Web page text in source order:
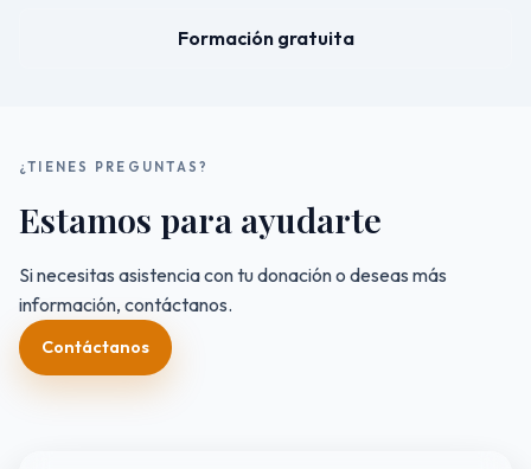
Formación gratuita
¿TIENES PREGUNTAS?
Estamos para ayudarte
Si necesitas asistencia con tu donación o deseas más
información, contáctanos.
Contáctanos